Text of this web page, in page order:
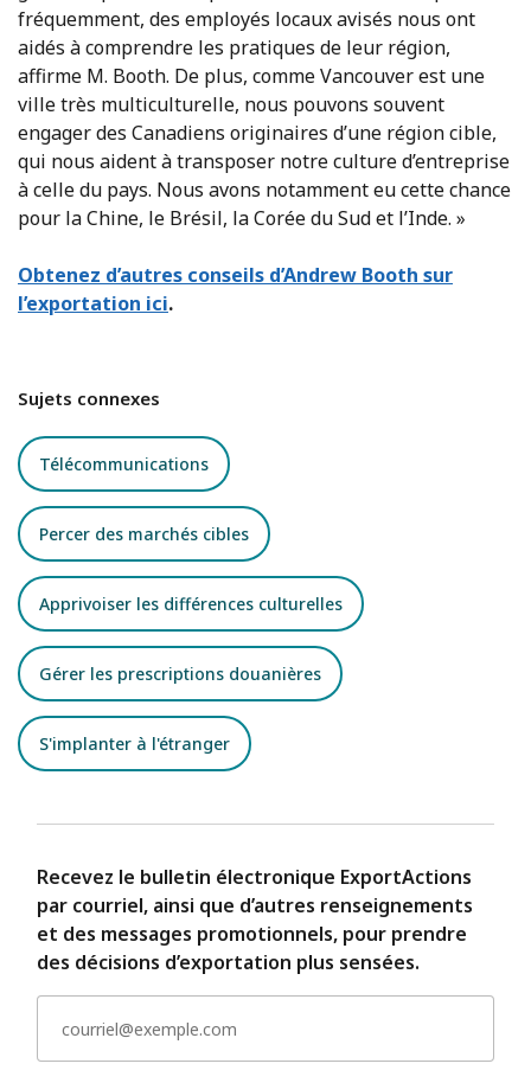
fréquemment, des employés locaux avisés nous ont
aidés à comprendre les pratiques de leur région,
affirme M. Booth. De plus, comme Vancouver est une
ville très multiculturelle, nous pouvons souvent
engager des Canadiens originaires d’une région cible,
qui nous aident à transposer notre culture d’entreprise
à celle du pays. Nous avons notamment eu cette chance
pour la Chine, le Brésil, la Corée du Sud et l’Inde. »
Obtenez d’autres conseils d’Andrew Booth sur
l’exportation ici.
Sujets connexes
Télécommunications
Percer des marchés cibles
Apprivoiser les différences culturelles
Gérer les prescriptions douanières
S'implanter à l'étranger
Recevez le bulletin électronique ExportActions
par courriel, ainsi que d’autres renseignements
et des messages promotionnels, pour prendre
des décisions d’exportation plus sensées.